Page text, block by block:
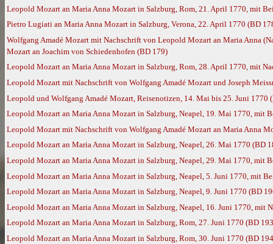
Leopold Mozart an Maria Anna Mozart in Salzburg, Rom, 21. April 1770, mit
Pietro Lugiati an Maria Anna Mozart in Salzburg, Verona, 22. April 1770 (BD
Wolfgang Amadé Mozart mit Nachschrift von Leopold Mozart an Maria Anna
Mozart an Joachim von Schiedenhofen (BD 179)
Leopold Mozart an Maria Anna Mozart in Salzburg, Rom, 28. April 1770, mit
Leopold Mozart mit Nachschrift von Wolfgang Amadé Mozart und Joseph
Leopold und Wolfgang Amadé Mozart, Reisenotizen, 14. Mai bis 25. Juni 1770
Leopold Mozart an Maria Anna Mozart in Salzburg, Neapel, 19. Mai 1770, mit
Leopold Mozart mit Nachschrift von Wolfgang Amadé Mozart an Maria Anna
Leopold Mozart an Maria Anna Mozart in Salzburg, Neapel, 26. Mai 1770 (BD
Leopold Mozart an Maria Anna Mozart in Salzburg, Neapel, 29. Mai 1770, mit
Leopold Mozart an Maria Anna Mozart in Salzburg, Neapel, 5. Juni 1770, mit
Leopold Mozart an Maria Anna Mozart in Salzburg, Neapel, 9. Juni 1770 (BD
Leopold Mozart an Maria Anna Mozart in Salzburg, Neapel, 16. Juni 1770, mit
Leopold Mozart an Maria Anna Mozart in Salzburg, Rom, 27. Juni 1770 (BD
Leopold Mozart an Maria Anna Mozart in Salzburg, Rom, 30. Juni 1770 (BD